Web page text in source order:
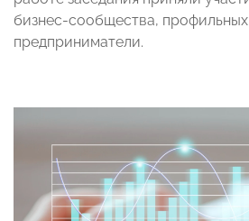
бизнес-сообщества,
предприниматели.